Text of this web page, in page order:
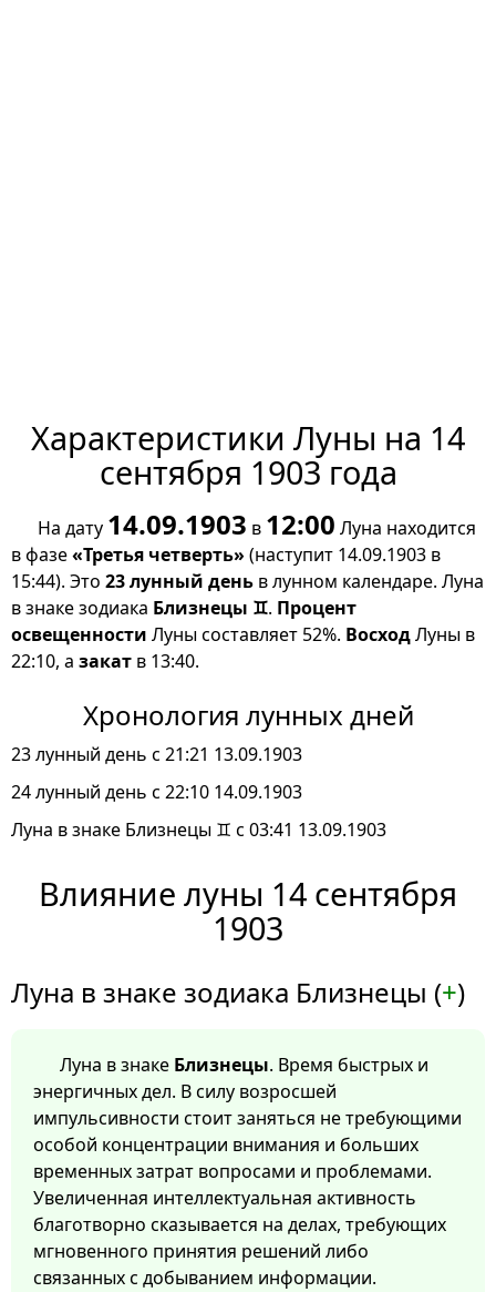
Характеристики Луны на 14
сентября 1903 года
На дату 14.09.1903 в 12:00 Луна находится
в фазе«Третья четверть»(наступит 14.09.1903 в
15:44). Это 23 лунный день в лунном календаре. Луна
в знаке зодиака Близнецы ♊. Процент
освещенности Луны составляет 52%. ВосходЛуны в
22:10, а закат в 13:40.
Хронология лунных дней
23 лунный день с 21:21 13.09.1903
24 лунный день с 22:10 14.09.1903
Луна в знаке Близнецы ♊ с 03:41 13.09.1903
Влияние луны 14 сентября
1903
Луна в знаке зодиака Близнецы (+)
Луна в знаке Близнецы. Время быстрых и
энергичных дел. В силу возросшей
импульсивности стоит заняться не требующими
особой концентрации внимания и больших
временных затрат вопросами и проблемами.
Увеличенная интеллектуальная активность
благотворно сказывается на делах, требующих
мгновенного принятия решений либо
связанных с добыванием информации.